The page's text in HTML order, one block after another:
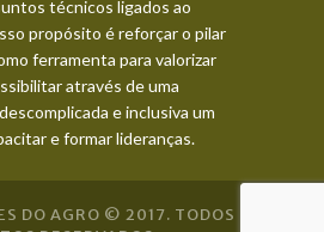
técnicos ligados ao
propósito é reforçar o pilar
ferramenta para valorizar
através de uma
e inclusiva um
e formar lideranças.
DO AGRO © 2017. TODOS OS